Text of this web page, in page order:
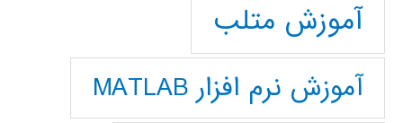
آموزش متلب
آموزش نرم افزار MATLAB